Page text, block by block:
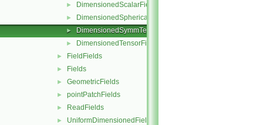
► DimensionedScalarField
► DimensionedSphericalTensorField
► DimensionedSymmTensorField
► DimensionedTensorField
► FieldFields
► Fields
► GeometricFields
► pointPatchFields
► ReadFields
► UniformDimensionedFields